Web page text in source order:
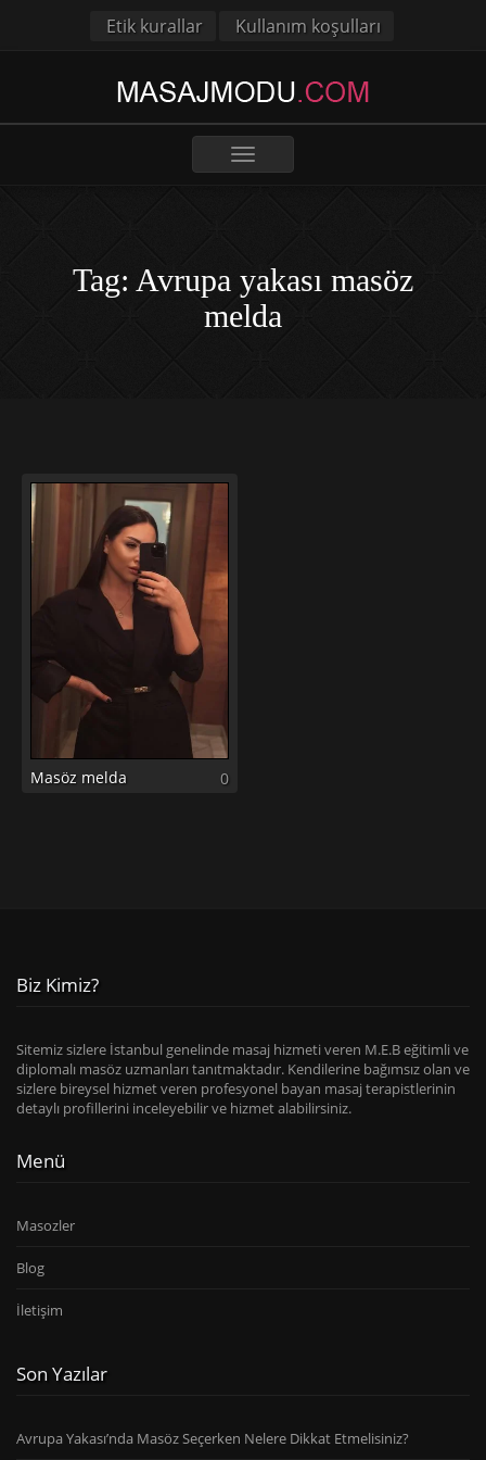
Etik kurallar Kullanım koşulları
Toggle
Tag: Avrupa yakası masöz
melda
Masöz melda 0
Biz Kimiz?
Sitemiz sizlere İstanbul genelinde masaj hizmeti veren M.E.B eğitimli ve
diplomalı masöz uzmanları tanıtmaktadır. Kendilerine bağımsız olan ve
sizlere bireysel hizmet veren profesyonel bayan masaj terapistlerinin
detaylı profillerini inceleyebilir ve hizmet alabilirsiniz.
Menü
Masozler
Blog
İletişim
Son Yazılar
Avrupa Yakası’nda Masöz Seçerken Nelere Dikkat Etmelisiniz?